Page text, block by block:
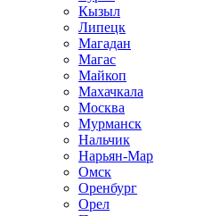
Кызыл
Липецк
Магадан
Магас
Майкоп
Махачкала
Москва
Мурманск
Нальчик
Нарьян-Мар
Омск
Оренбург
Орел